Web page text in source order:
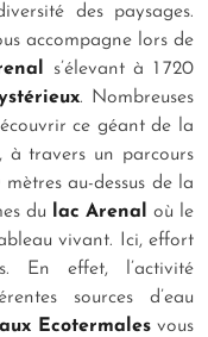
des paysages.
accompagne lors de
s’élevant à 1 720
. Nombreuses
ce géant de la
à travers un parcours
au-dessus de la
du lac Arenal
où le
vivant. Ici, effort
En effet, l’activité
sources d’eau
Ecotermales vous